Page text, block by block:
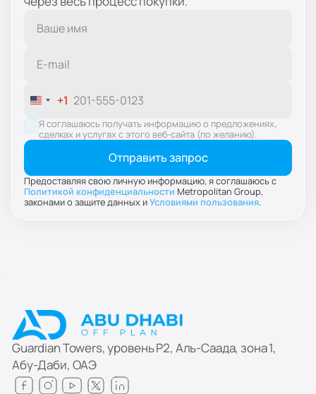
United
States
+1
+1
Я соглашаюсь получать информацию о предложениях,
сделках и услугах с этого веб-сайта (по желанию).
Предоставляя свою личную информацию, я соглашаюсь с
Политикой конфиденциальности Metropolitan Group,
законами о защите данных иУсловиями пользования.
Guardian Towers, уровень P2, Аль-Саада, зона 1,
Абу-Даби, ОАЭ